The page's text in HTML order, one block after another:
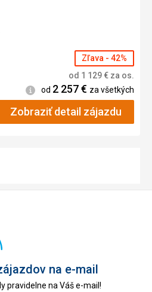
Zľava - 42%
od 1 129€ za os.
Informácie
od 2 257€ za všetkých
Zobraziť detail zájazdu
na e-mail
pravidelne na Váš e-mail!